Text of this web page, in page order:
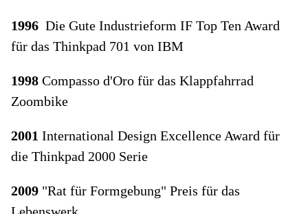
1996 Die Gute Industrieform IF Top Ten Award
für das Thinkpad 701 von IBM
1998 Compasso d'Oro für das Klappfahrrad
Zoombike
2001 International Design Excellence Award für
die Thinkpad 2000 Serie
2009 "Rat für Formgebung" Preis für das